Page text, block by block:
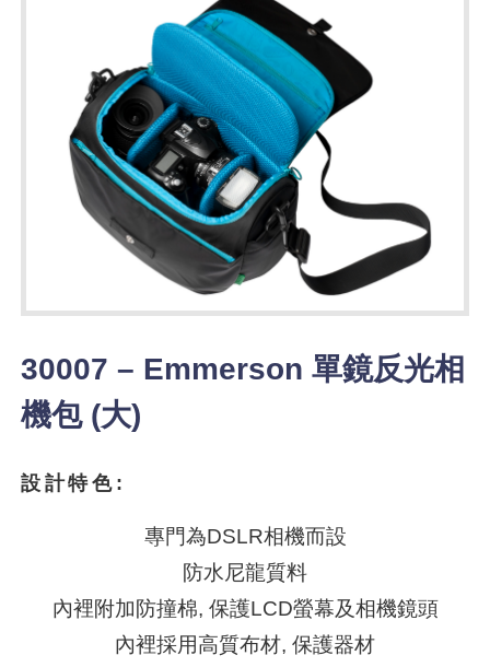
30007 – Emmerson 單鏡反光相
機包 (大)
設計特色:
專門為DSLR相機而設
防水尼龍質料
內裡附加防撞棉, 保護LCD螢幕及相機鏡頭
內裡採用高質布材, 保護器材